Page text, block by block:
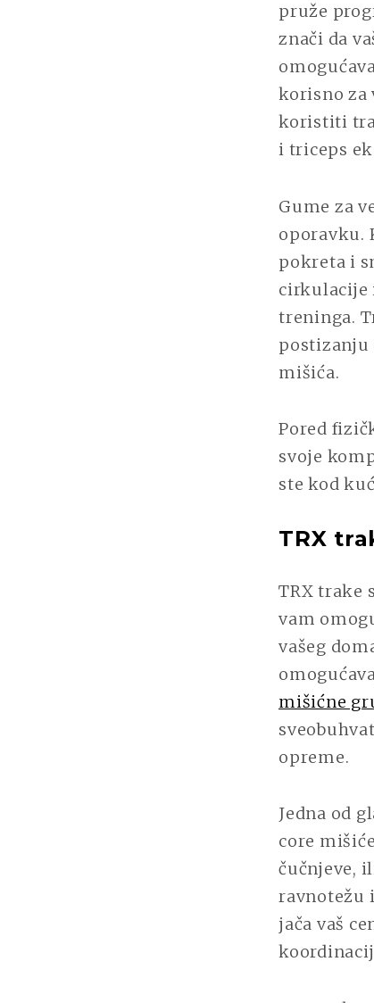
pruže
znači da
korisno za
koristiti
i triceps
Gume za
oporavku.
pokreta i
cirkulacije
treninga.
postizanju
mišića.
Pored
svoje
ste kod
TRX
TRX trake
vam
vašeg
mišićne
opreme.
Jedna od
core
čučnjeve,
ravnotežu
jača vaš